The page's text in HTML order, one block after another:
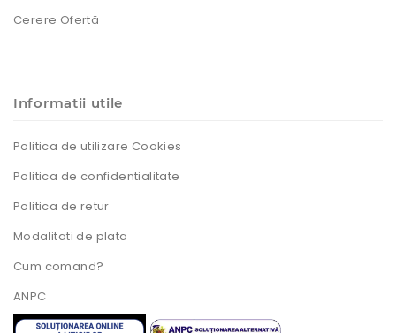
Cerere Ofertă
Informatii utile
Politica de utilizare Cookies
Politica de confidentialitate
Politica de retur
Modalitati de plata
Cum comand?
ANPC